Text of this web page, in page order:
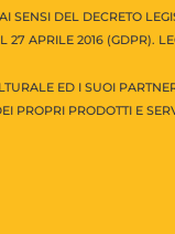
DEL DECRETO
APRILE 2016 (GDPR).
ED I SUOI
PROPRI PRODOTTI E